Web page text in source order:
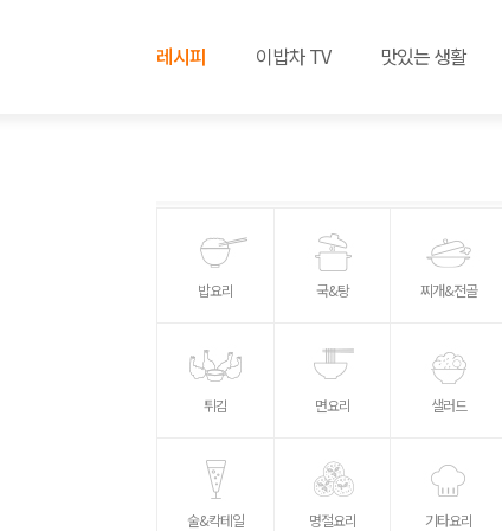
레시피 이밥차 TV 맛있는 생활
밥요리 국&탕 찌개&전골
튀김 면요리 샐러드
술&칵테일 명절요리 기타요리